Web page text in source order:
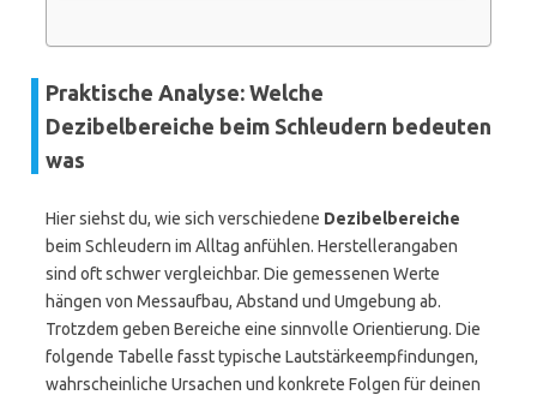
Praktische Analyse: Welche
Dezibelbereiche beim Schleudern bedeuten
was
Hier siehst du, wie sich verschiedene Dezibelbereiche
beim Schleudern im Alltag anfühlen. Herstellerangaben
sind oft schwer vergleichbar. Die gemessenen Werte
hängen von Messaufbau, Abstand und Umgebung ab.
Trotzdem geben Bereiche eine sinnvolle Orientierung. Die
folgende Tabelle fasst typische Lautstärkeempfindungen,
wahrscheinliche Ursachen und konkrete Folgen für deinen